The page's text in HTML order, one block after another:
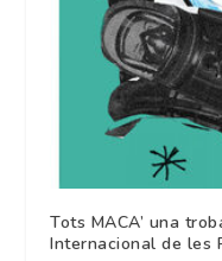
Tots MACA’ una
Internacional de les